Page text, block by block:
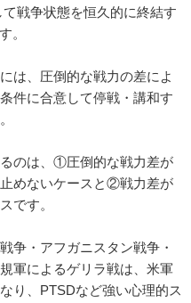
て戦争状態を恒久的に終結す
。
は、圧倒的な戦力の差によ
件に合意して停戦・講和す
のは、①圧倒的な戦力差が
めないケースと②戦力差が
です。
争・アフガニスタン戦争・
軍によるゲリラ戦は、米軍
り、PTSDなど強い心理的ス